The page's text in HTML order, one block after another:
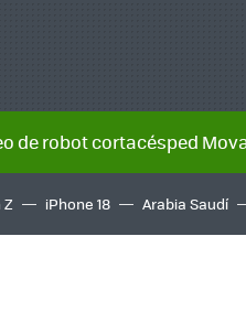
de robot cortacésped
iPhone 18 Arabia Saudí